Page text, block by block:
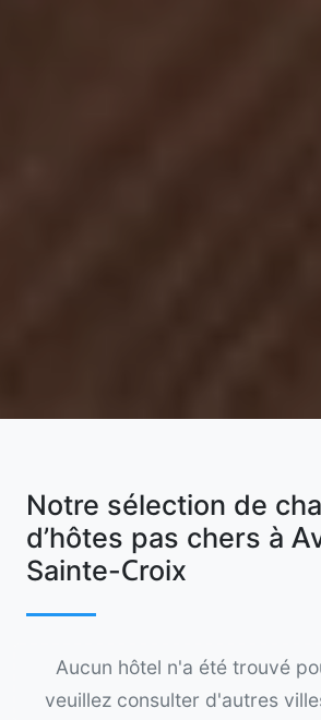
Notre sélection de
d’hôtes pas chers à
Sainte-Croix
Aucun hôtel n'a été trouvé
veuillez consulter d'autres